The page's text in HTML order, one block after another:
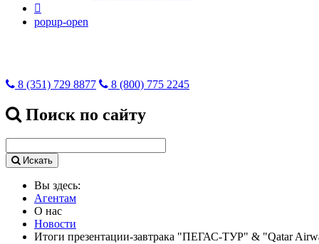

popup-open
8 (351) 729 8877 8 (800) 775 2245
Поиск по сайту
Искать
Вы здесь:
Агентам
О нас
Новости
Итоги презентации-завтрака "ПЕГАС-ТУР" & "Qatar